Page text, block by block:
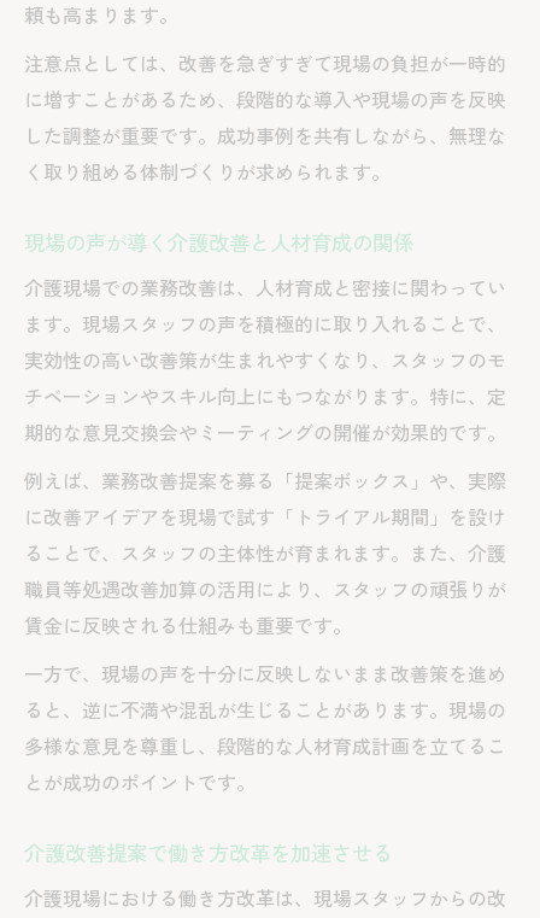
頼も高まります。
注意点としては、改善を急ぎすぎて現場の負担が一時的
に増すことがあるため、段階的な導入や現場の声を反映
した調整が重要です。成功事例を共有しながら、無理な
く取り組める体制づくりが求められます。
現場の声が導く介護改善と人材育成の関係
介護現場での業務改善は、人材育成と密接に関わってい
ます。現場スタッフの声を積極的に取り入れることで、
実効性の高い改善策が生まれやすくなり、スタッフのモ
チベーションやスキル向上にもつながります。特に、定
期的な意見交換会やミーティングの開催が効果的です。
例えば、業務改善提案を募る「提案ボックス」や、実際
に改善アイデアを現場で試す「トライアル期間」を設け
ることで、スタッフの主体性が育まれます。また、介護
職員等処遇改善加算の活用により、スタッフの頑張りが
賃金に反映される仕組みも重要です。
一方で、現場の声を十分に反映しないまま改善策を進め
ると、逆に不満や混乱が生じることがあります。現場の
多様な意見を尊重し、段階的な人材育成計画を立てるこ
とが成功のポイントです。
介護改善提案で働き方改革を加速させる
介護現場における働き方改革は、現場スタッフからの改